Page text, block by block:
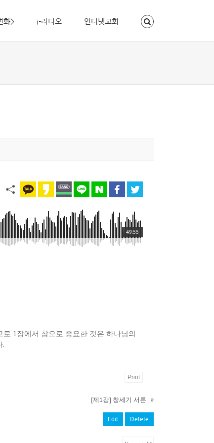
화> i-라디오 인터넷교회
49:55
로 1장에서 참으로 중요한 것은 하나님의
.
Print
[제1강] 창세기 서론 »
Edit Delete